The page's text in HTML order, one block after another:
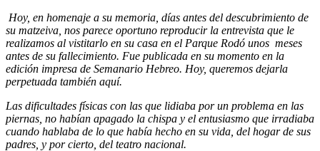
Hoy, en homenaje a su memoria, días antes del descubrimiento de
su matzeiva, nos parece oportuno reproducir la entrevista que le
realizamos al vistitarlo en su casa en el Parque Rodó unos meses
antes de su fallecimiento. Fue publicada en su momento en la
edición impresa de Semanario Hebreo. Hoy, queremos dejarla
perpetuada también aquí.
Las dificultades físicas con las que lidiaba por un problema en las
piernas, no habían apagado la chispa y el entusiasmo que irradiaba
cuando hablaba de lo que había hecho en su vida, del hogar de sus
padres, y por cierto, del teatro nacional.